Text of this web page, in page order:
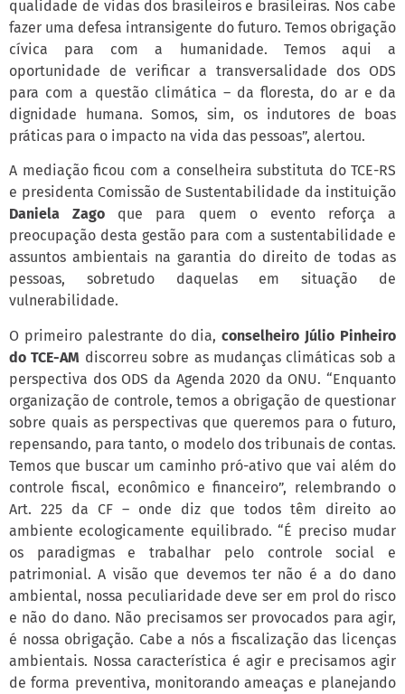
qualidade de vidas dos brasileiros e brasileiras. Nos cabe
fazer uma defesa intransigente do futuro. Temos obrigação
cívica para com a humanidade. Temos aqui a
oportunidade de verificar a transversalidade dos ODS
para com a questão climática – da floresta, do ar e da
dignidade humana. Somos, sim, os indutores de boas
práticas para o impacto na vida das pessoas”, alertou.
A mediação ficou com a conselheira substituta do TCE-RS
e presidenta Comissão de Sustentabilidade da instituição
Daniela Zago que para quem o evento reforça a
preocupação desta gestão para com a sustentabilidade e
assuntos ambientais na garantia do direito de todas as
pessoas, sobretudo daquelas em situação de
vulnerabilidade.
O primeiro palestrante do dia,conselheiro Júlio Pinheiro
do TCE-AM discorreu sobre as mudanças climáticas sob a
perspectiva dos ODS da Agenda 2020 da ONU. “Enquanto
organização de controle, temos a obrigação de questionar
sobre quais as perspectivas que queremos para o futuro,
repensando, para tanto, o modelo dos tribunais de contas.
Temos que buscar um caminho pró-ativo que vai além do
controle fiscal, econômico e financeiro”, relembrando o
Art. 225 da CF – onde diz que todos têm direito ao
ambiente ecologicamente equilibrado. “É preciso mudar
os paradigmas e trabalhar pelo controle social e
patrimonial. A visão que devemos ter não é a do dano
ambiental, nossa peculiaridade deve ser em prol do risco
e não do dano. Não precisamos ser provocados para agir,
é nossa obrigação. Cabe a nós a fiscalização das licenças
ambientais. Nossa característica é agir e precisamos agir
de forma preventiva, monitorando ameaças e planejando